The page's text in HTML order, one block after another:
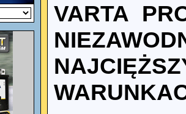
VARTA